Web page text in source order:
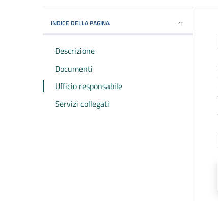
INDICE DELLA PAGINA
Descrizione
Documenti
Ufficio responsabile
Servizi collegati